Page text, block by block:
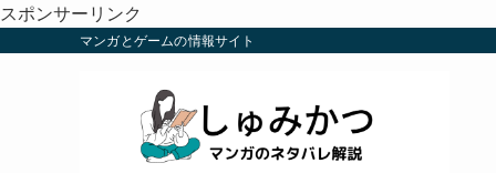
スポンサーリンク
マンガとゲームの情報サイト